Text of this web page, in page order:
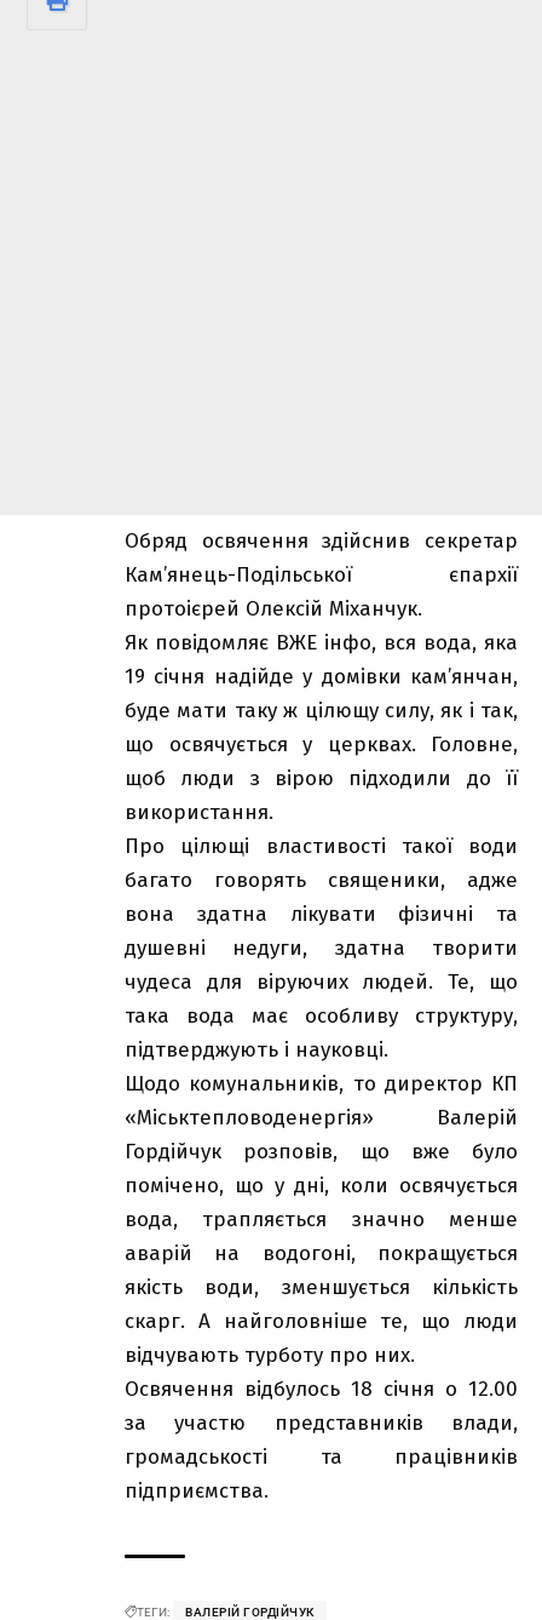
Обряд освячення здійснив секретар
Кам’янець-Подільської єпархії
протоієрей Олексій Міханчук.
Як повідомляє ВЖЕ інфо, вся вода, яка
19 січня надійде у домівки кам’янчан,
буде мати таку ж цілющу силу, як і так,
що освячується у церквах. Головне,
щоб люди з вірою підходили до її
використання.
Про цілющі властивості такої води
багато говорять священики, адже
вона здатна лікувати фізичні та
душевні недуги, здатна творити
чудеса для віруючих людей. Те, що
така вода має особливу структуру,
підтверджують і науковці.
Щодо комунальників, то директор КП
«Міськтепловоденергія» Валерій
Гордійчук розповів, що вже було
помічено, що у дні, коли освячується
вода, трапляється значно менше
аварій на водогоні, покращується
якість води, зменшується кількість
скарг. А найголовніше те, що люди
відчувають турботу про них.
Освячення відбулось 18 січня о 12.00
за участю представників влади,
громадськості та працівників
підприємства.
ТЕГИ: ВАЛЕРІЙ ГОРДІЙЧУК